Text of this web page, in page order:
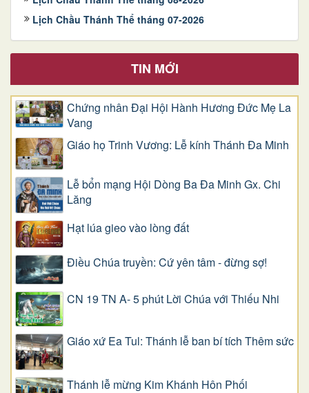
Lịch Chầu Thánh Thể tháng 07-2026
TIN MỚI
Chứng nhân Đại Hội Hành Hương Đức Mẹ La
Vang
Giáo họ Trinh Vương: Lễ kính Thánh Đa Minh
Lễ bổn mạng Hội Dòng Ba Đa Minh Gx. Chi
Lăng
Hạt lúa gieo vào lòng đất
Điều Chúa truyền: Cứ yên tâm - đừng sợ!
CN 19 TN A- 5 phút Lời Chúa với Thiếu Nhi
Giáo xứ Ea Tul: Thánh lễ ban bí tích Thêm sức
Thánh lễ mừng Kim Khánh Hôn Phối